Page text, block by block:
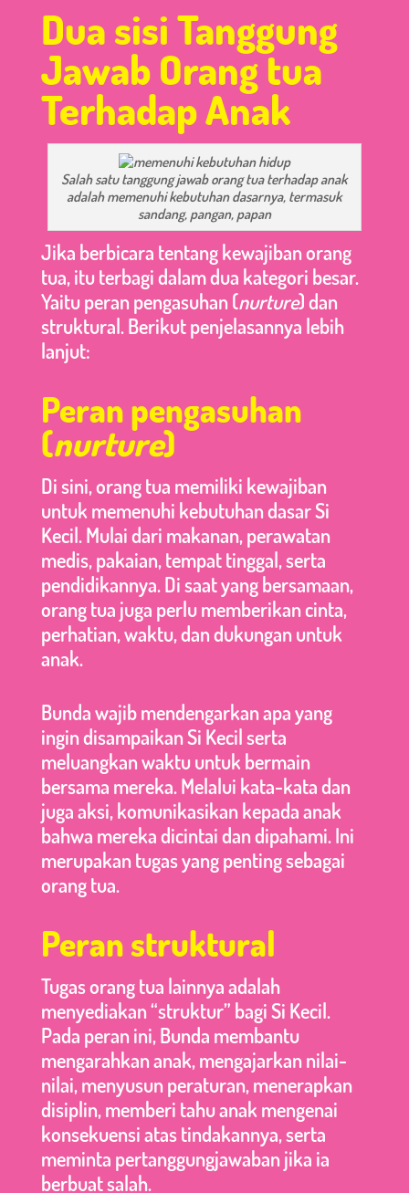
Dua sisi Tanggung
Jawab Orang tua
Terhadap Anak
Salah satu tanggung jawab orang tua terhadap anak
adalah memenuhi kebutuhan dasarnya, termasuk
sandang, pangan, papan
Jika berbicara tentang kewajiban orang
tua, itu terbagi dalam dua kategori besar.
Yaitu peran pengasuhan (nurture) dan
struktural. Berikut penjelasannya lebih
lanjut:
Peran pengasuhan
(nurture)
Di sini, orang tua memiliki kewajiban
untuk memenuhi kebutuhan dasar Si
Kecil. Mulai dari makanan, perawatan
medis, pakaian, tempat tinggal, serta
pendidikannya. Di saat yang bersamaan,
orang tua juga perlu memberikan cinta,
perhatian, waktu, dan dukungan untuk
anak.
Bunda wajib mendengarkan apa yang
ingin disampaikan Si Kecil serta
meluangkan waktu untuk bermain
bersama mereka. Melalui kata-kata dan
juga aksi, komunikasikan kepada anak
bahwa mereka dicintai dan dipahami. Ini
merupakan tugas yang penting sebagai
orang tua.
Peran struktural
Tugas orang tua lainnya adalah
menyediakan “struktur” bagi Si Kecil.
Pada peran ini, Bunda membantu
mengarahkan anak, mengajarkan nilai-
nilai, menyusun peraturan, menerapkan
disiplin, memberi tahu anak mengenai
konsekuensi atas tindakannya, serta
meminta pertanggungjawaban jika ia
berbuat salah.